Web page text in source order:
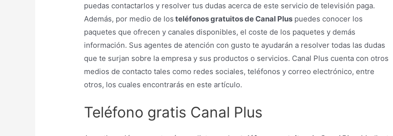
puedas contactarlos y resolver tus dudas acerca de este servicio de televisión paga.
Además, por medio de los teléfonos gratuitos de Canal Plus puedes conocer los
paquetes que ofrecen y canales disponibles, el coste de los paquetes y demás
información. Sus agentes de atención con gusto te ayudarán a resolver todas las dudas
que te surjan sobre la empresa y sus productos o servicios. Canal Plus cuenta con otros
medios de contacto tales como redes sociales, teléfonos y correo electrónico, entre
otros, los cuales encontrarás en este artículo.
Teléfono gratis Canal Plus